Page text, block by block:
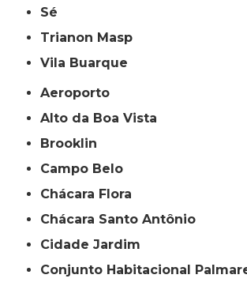
Sé
Trianon Masp
Vila Buarque
Aeroporto
Alto da Boa Vista
Brooklin
Campo Belo
Chácara Flora
Chácara Santo Antônio
Cidade Jardim
Conjunto Habitacional